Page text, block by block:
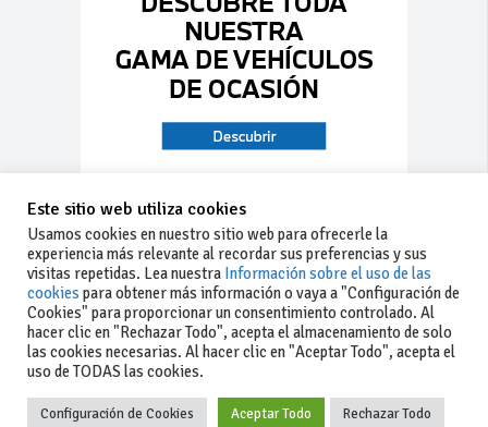
Este sitio web utiliza cookies
Usamos cookies en nuestro sitio web para ofrecerle la
experiencia más relevante al recordar sus preferencias y sus
visitas repetidas. Lea nuestra Información sobre el uso de las
cookies para obtener más información o vaya a "Configuración de
Cookies" para proporcionar un consentimiento controlado. Al
hacer clic en "Rechazar Todo", acepta el almacenamiento de solo
las cookies necesarias. Al hacer clic en "Aceptar Todo", acepta el
uso de TODAS las cookies.
Configuración de Cookies Aceptar Todo Rechazar Todo